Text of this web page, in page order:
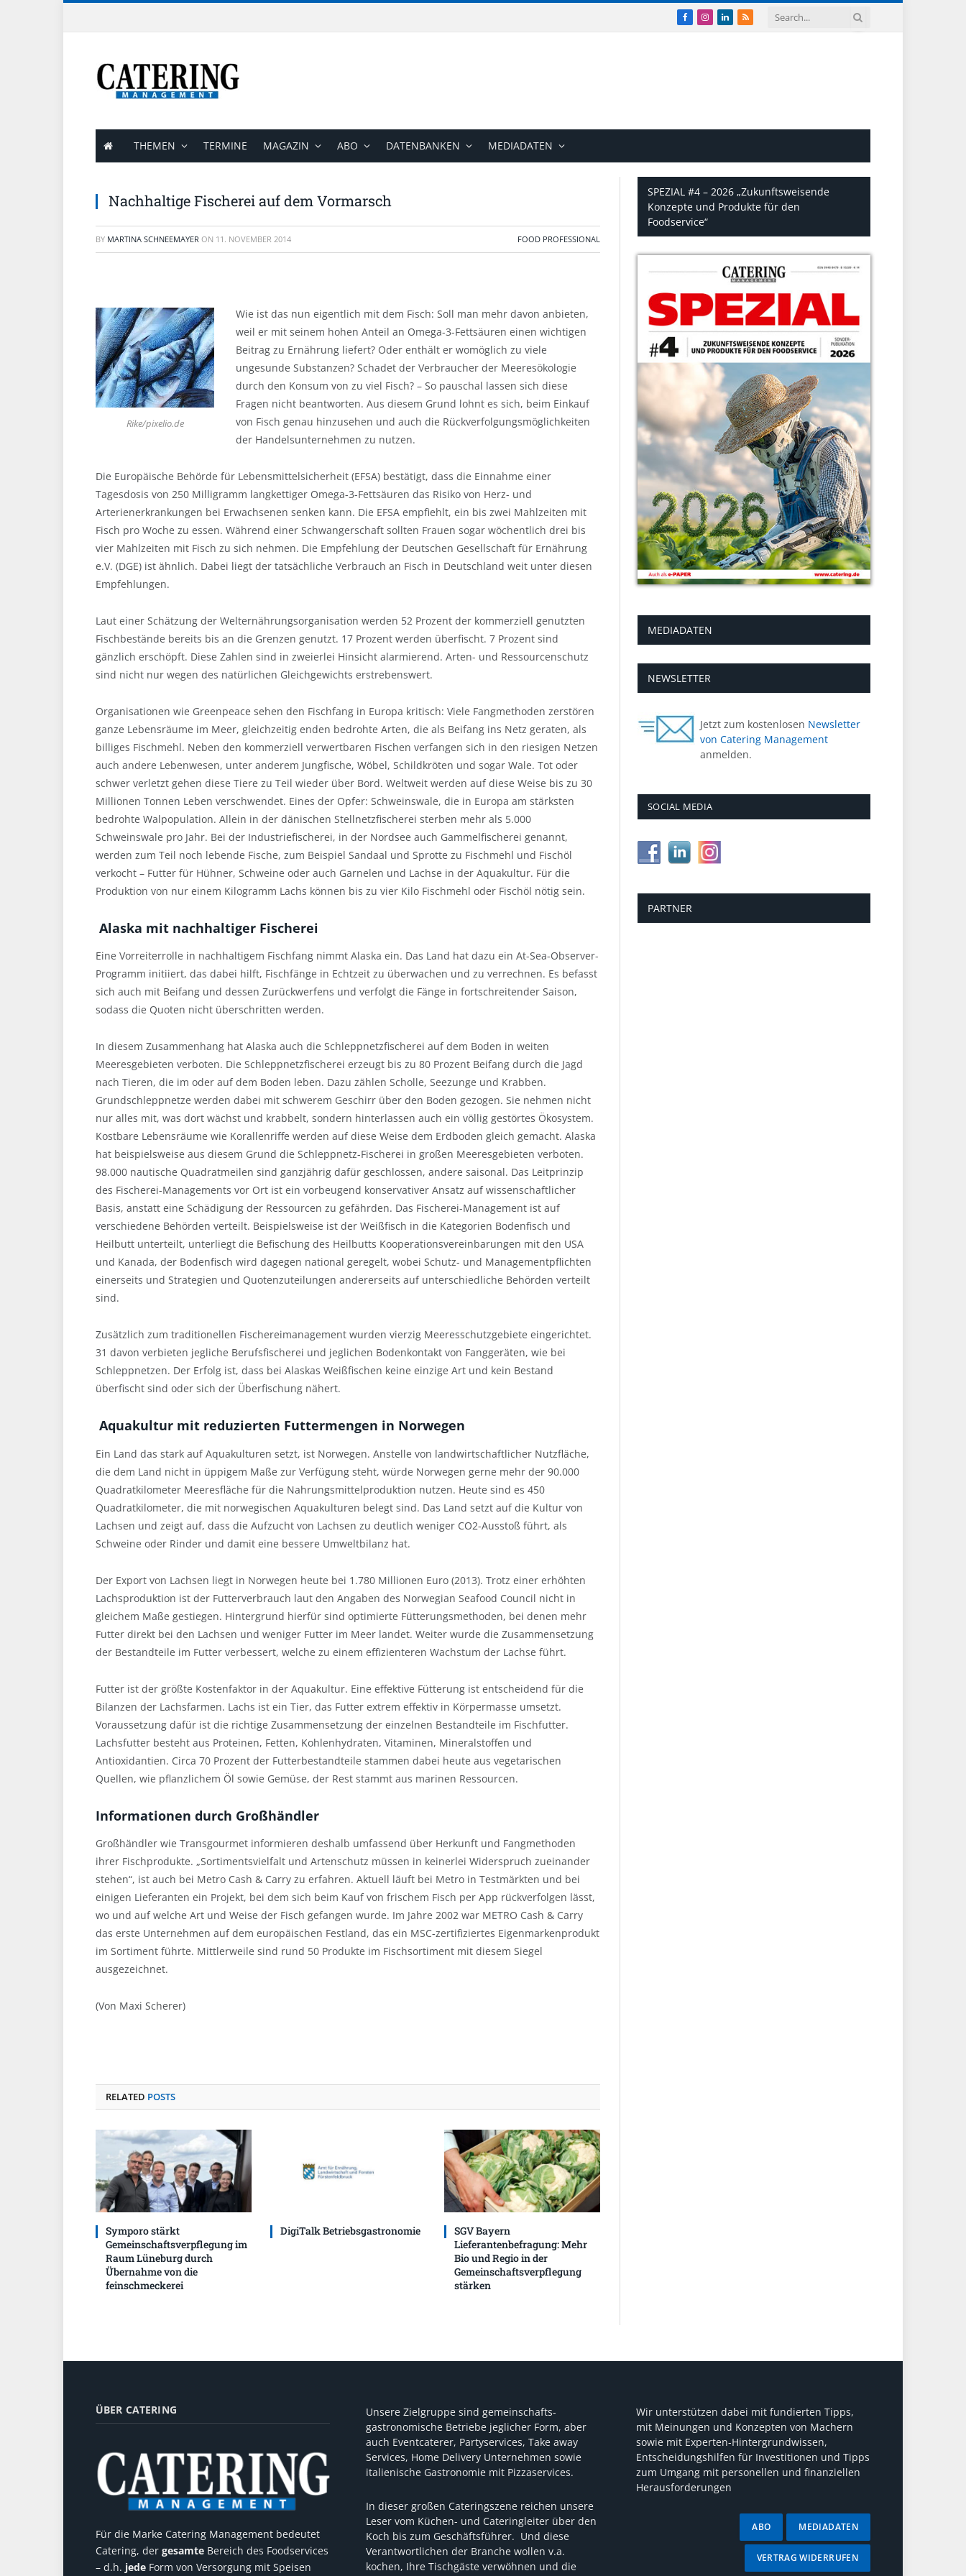
Facebook
Instagram
LinkedIn
RSS
THEMEN TERMINE MAGAZIN ABO DATENBANKEN MEDIADATEN
Nachhaltige Fischerei auf dem Vormarsch
BY MARTINA SCHNEEMAYER ON 11. NOVEMBER 2014 FOOD PROFESSIONAL
Rike/pixelio.de
Wie ist das nun eigentlich mit dem Fisch: Soll man mehr davon anbieten,
weil er mit seinem hohen Anteil an Omega-3-Fettsäuren einen wichtigen
Beitrag zu Ernährung liefert? Oder enthält er womöglich zu viele
ungesunde Substanzen? Schadet der Verbraucher der Meeresökologie
durch den Konsum von zu viel Fisch? – So pauschal lassen sich diese
Fragen nicht beantworten. Aus diesem Grund lohnt es sich, beim Einkauf
von Fisch genau hinzusehen und auch die Rückverfolgungsmöglichkeiten
der Handelsunternehmen zu nutzen.
Die Europäische Behörde für Lebensmittelsicherheit (EFSA) bestätigt, dass die Einnahme einer
Tagesdosis von 250 Milligramm langkettiger Omega-3-Fettsäuren das Risiko von Herz- und
Arterienerkrankungen bei Erwachsenen senken kann. Die EFSA empfiehlt, ein bis zwei Mahlzeiten mit
Fisch pro Woche zu essen. Während einer Schwangerschaft sollten Frauen sogar wöchentlich drei bis
vier Mahlzeiten mit Fisch zu sich nehmen. Die Empfehlung der Deutschen Gesellschaft für Ernährung
e.V. (DGE) ist ähnlich. Dabei liegt der tatsächliche Verbrauch an Fisch in Deutschland weit unter diesen
Empfehlungen.
Laut einer Schätzung der Welternährungsorganisation werden 52 Prozent der kommerziell genutzten
Fischbestände bereits bis an die Grenzen genutzt. 17 Prozent werden überfischt. 7 Prozent sind
gänzlich erschöpft. Diese Zahlen sind in zweierlei Hinsicht alarmierend. Arten- und Ressourcenschutz
sind nicht nur wegen des natürlichen Gleichgewichts erstrebenswert.
Organisationen wie Greenpeace sehen den Fischfang in Europa kritisch: Viele Fangmethoden zerstören
ganze Lebensräume im Meer, gleichzeitig enden bedrohte Arten, die als Beifang ins Netz geraten, als
billiges Fischmehl. Neben den kommerziell verwertbaren Fischen verfangen sich in den riesigen Netzen
auch andere Lebenwesen, unter anderem Jungfische, Wöbel, Schildkröten und sogar Wale. Tot oder
schwer verletzt gehen diese Tiere zu Teil wieder über Bord. Weltweit werden auf diese Weise bis zu 30
Millionen Tonnen Leben verschwendet. Eines der Opfer: Schweinswale, die in Europa am stärksten
bedrohte Walpopulation. Allein in der dänischen Stellnetzfischerei sterben mehr als 5.000
Schweinswale pro Jahr. Bei der Industriefischerei, in der Nordsee auch Gammelfischerei genannt,
werden zum Teil noch lebende Fische, zum Beispiel Sandaal und Sprotte zu Fischmehl und Fischöl
verkocht – Futter für Hühner, Schweine oder auch Garnelen und Lachse in der Aquakultur. Für die
Produktion von nur einem Kilogramm Lachs können bis zu vier Kilo Fischmehl oder Fischöl nötig sein.
Alaska mit nachhaltiger Fischerei
Eine Vorreiterrolle in nachhaltigem Fischfang nimmt Alaska ein. Das Land hat dazu ein At-Sea-Observer-
Programm initiiert, das dabei hilft, Fischfänge in Echtzeit zu überwachen und zu verrechnen. Es befasst
sich auch mit Beifang und dessen Zurückwerfens und verfolgt die Fänge in fortschreitender Saison,
sodass die Quoten nicht überschritten werden.
In diesem Zusammenhang hat Alaska auch die Schleppnetzfischerei auf dem Boden in weiten
Meeresgebieten verboten. Die Schleppnetzfischerei erzeugt bis zu 80 Prozent Beifang durch die Jagd
nach Tieren, die im oder auf dem Boden leben. Dazu zählen Scholle, Seezunge und Krabben.
Grundschleppnetze werden dabei mit schwerem Geschirr über den Boden gezogen. Sie nehmen nicht
nur alles mit, was dort wächst und krabbelt, sondern hinterlassen auch ein völlig gestörtes Ökosystem.
Kostbare Lebensräume wie Korallenriffe werden auf diese Weise dem Erdboden gleich gemacht. Alaska
hat beispielsweise aus diesem Grund die Schleppnetz-Fischerei in großen Meeresgebieten verboten.
98.000 nautische Quadratmeilen sind ganzjährig dafür geschlossen, andere saisonal. Das Leitprinzip
des Fischerei-Managements vor Ort ist ein vorbeugend konservativer Ansatz auf wissenschaftlicher
Basis, anstatt eine Schädigung der Ressourcen zu gefährden. Das Fischerei-Management ist auf
verschiedene Behörden verteilt. Beispielsweise ist der Weißfisch in die Kategorien Bodenfisch und
Heilbutt unterteilt, unterliegt die Befischung des Heilbutts Kooperationsvereinbarungen mit den USA
und Kanada, der Bodenfisch wird dagegen national geregelt, wobei Schutz- und Managementpflichten
einerseits und Strategien und Quotenzuteilungen andererseits auf unterschiedliche Behörden verteilt
sind.
Zusätzlich zum traditionellen Fischereimanagement wurden vierzig Meeresschutzgebiete eingerichtet.
31 davon verbieten jegliche Berufsfischerei und jeglichen Bodenkontakt von Fanggeräten, wie bei
Schleppnetzen. Der Erfolg ist, dass bei Alaskas Weißfischen keine einzige Art und kein Bestand
überfischt sind oder sich der Überfischung nähert.
Aquakultur mit reduzierten Futtermengen in Norwegen
Ein Land das stark auf Aquakulturen setzt, ist Norwegen. Anstelle von landwirtschaftlicher Nutzfläche,
die dem Land nicht in üppigem Maße zur Verfügung steht, würde Norwegen gerne mehr der 90.000
Quadratkilometer Meeresfläche für die Nahrungsmittelproduktion nutzen. Heute sind es 450
Quadratkilometer, die mit norwegischen Aquakulturen belegt sind. Das Land setzt auf die Kultur von
Lachsen und zeigt auf, dass die Aufzucht von Lachsen zu deutlich weniger CO2-Ausstoß führt, als
Schweine oder Rinder und damit eine bessere Umweltbilanz hat.
Der Export von Lachsen liegt in Norwegen heute bei 1.780 Millionen Euro (2013). Trotz einer erhöhten
Lachsproduktion ist der Futterverbrauch laut den Angaben des Norwegian Seafood Council nicht in
gleichem Maße gestiegen. Hintergrund hierfür sind optimierte Fütterungsmethoden, bei denen mehr
Futter direkt bei den Lachsen und weniger Futter im Meer landet. Weiter wurde die Zusammensetzung
der Bestandteile im Futter verbessert, welche zu einem effizienteren Wachstum der Lachse führt.
Futter ist der größte Kostenfaktor in der Aquakultur. Eine effektive Fütterung ist entscheidend für die
Bilanzen der Lachsfarmen. Lachs ist ein Tier, das Futter extrem effektiv in Körpermasse umsetzt.
Voraussetzung dafür ist die richtige Zusammensetzung der einzelnen Bestandteile im Fischfutter.
Lachsfutter besteht aus Proteinen, Fetten, Kohlenhydraten, Vitaminen, Mineralstoffen und
Antioxidantien. Circa 70 Prozent der Futterbestandteile stammen dabei heute aus vegetarischen
Quellen, wie pflanzlichem Öl sowie Gemüse, der Rest stammt aus marinen Ressourcen.
Informationen durch Großhändler
Großhändler wie Transgourmet informieren deshalb umfassend über Herkunft und Fangmethoden
ihrer Fischprodukte. „Sortimentsvielfalt und Artenschutz müssen in keinerlei Widerspruch zueinander
stehen“, ist auch bei Metro Cash & Carry zu erfahren. Aktuell läuft bei Metro in Testmärkten und bei
einigen Lieferanten ein Projekt, bei dem sich beim Kauf von frischem Fisch per App rückverfolgen lässt,
wo und auf welche Art und Weise der Fisch gefangen wurde. Im Jahre 2002 war METRO Cash & Carry
das erste Unternehmen auf dem europäischen Festland, das ein MSC-zertifiziertes Eigenmarkenprodukt
im Sortiment führte. Mittlerweile sind rund 50 Produkte im Fischsortiment mit diesem Siegel
ausgezeichnet.
(Von Maxi Scherer)
RELATED POSTS
Symporo stärkt
Gemeinschaftsverpflegung im
Raum Lüneburg durch
Übernahme von die
feinschmeckerei
DigiTalk Betriebsgastronomie
SGV Bayern
Lieferantenbefragung: Mehr
Bio und Regio in der
Gemeinschaftsverpflegung
stärken
SPEZIAL #4 – 2026 „Zukunftsweisende
Konzepte und Produkte für den
Foodservice“
MEDIADATEN
NEWSLETTER
Jetzt zum kostenlosen Newsletter
von Catering Management
anmelden.
SOCIAL MEDIA
PARTNER
ÜBER CATERING
Für die Marke Catering Management bedeutet
Catering, der gesamte Bereich des Foodservices
– d.h. jede Form von Versorgung mit Speisen
Unsere Zielgruppe sind gemeinschafts-
gastronomische Betriebe jeglicher Form, aber
auch Eventcaterer, Partyservices, Take away
Services, Home Delivery Unternehmen sowie
italienische Gastronomie mit Pizzaservices.
In dieser großen Cateringszene reichen unsere
Leser vom Küchen- und Cateringleiter über den
Koch bis zum Geschäftsführer. Und diese
Verantwortlichen der Branche wollen v.a.
kochen, Ihre Tischgäste verwöhnen und die
Wir unterstützen dabei mit fundierten Tipps,
mit Meinungen und Konzepten von Machern
sowie mit Experten-Hintergrundwissen,
Entscheidungshilfen für Investitionen und Tipps
zum Umgang mit personellen und finanziellen
Herausforderungen
MEDIADATEN
ABO
VERTRAG WIDERRUFEN